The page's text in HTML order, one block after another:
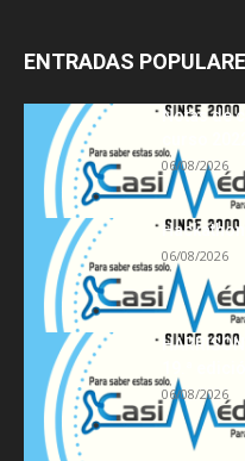
ENTRADAS
Notas de
curso
06/08/2026
06/08/2026
06/08/2026